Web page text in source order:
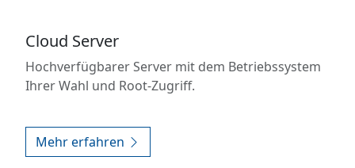
Cloud Server
Hochverfügbarer Server mit dem Betriebssystem
Ihrer Wahl und Root-Zugriff.
Mehr erfahren